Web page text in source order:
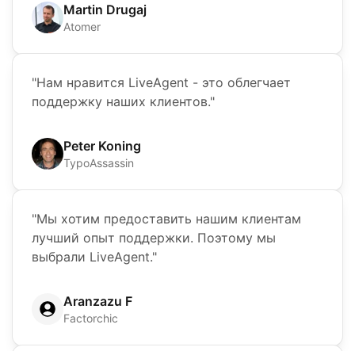
Martin Drugaj
Atomer
"Нам нравится LiveAgent - это облегчает
поддержку наших клиентов."
Peter Koning
TypoAssassin
"Мы хотим предоставить нашим клиентам
лучший опыт поддержки. Поэтому мы
выбрали LiveAgent."
Aranzazu F
Factorchic